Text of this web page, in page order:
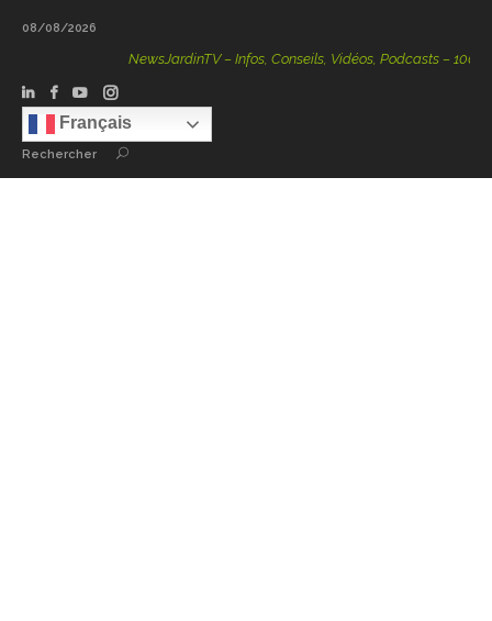
08/08/2026
NewsJardinTV – Infos, Conseils, Vidéos, Podcasts – 100 %
Français
Rechercher